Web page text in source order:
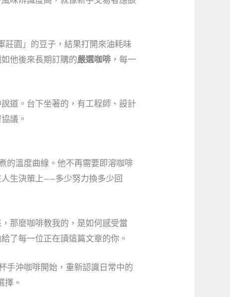
莊園」的豆子，結果打開來油耗味
他後來長期訂購的嚴選咖啡 ，每一
道。台下坐著的，有工程師、設計
議。
的溫度曲線。他不再需要即溶咖啡
生決策上——多少努力換多少回
那麼咖啡教我的，是如何感受當
了每一位正在讀這篇文章的你。
手沖咖啡開始，重新認識日常中的
擇。